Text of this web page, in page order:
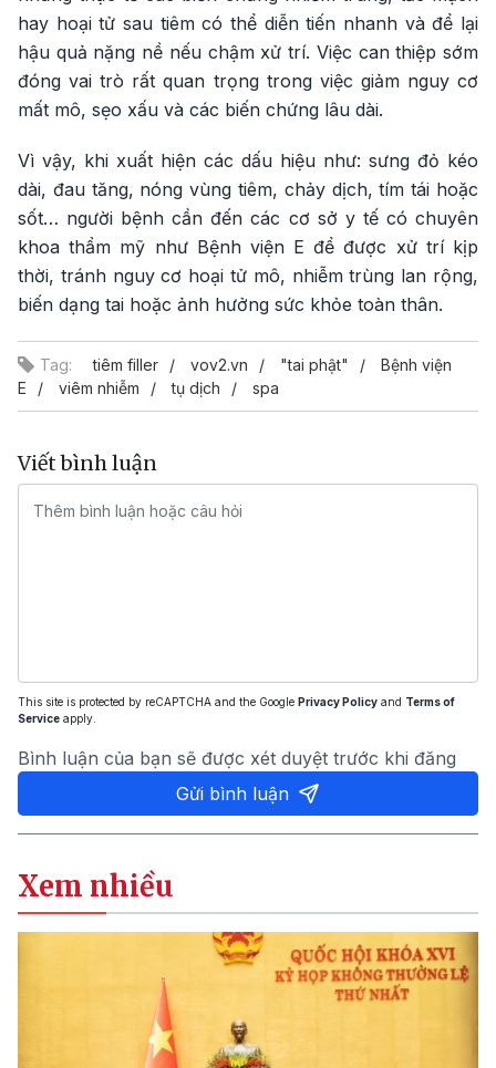
hay hoại tử sau tiêm có thể diễn tiến nhanh và để lại
hậu quả nặng nề nếu chậm xử trí. Việc can thiệp sớm
đóng vai trò rất quan trọng trong việc giảm nguy cơ
mất mô, sẹo xấu và các biến chứng lâu dài.
Vì vậy, khi xuất hiện các dấu hiệu như: sưng đỏ kéo
dài, đau tăng, nóng vùng tiêm, chảy dịch, tím tái hoặc
sốt… người bệnh cần đến các cơ sở y tế có chuyên
khoa thẩm mỹ như Bệnh viện E để được xử trí kịp
thời, tránh nguy cơ hoại tử mô, nhiễm trùng lan rộng,
biến dạng tai hoặc ảnh hưởng sức khỏe toàn thân.
Tag: tiêm filler vov2.vn "tai phật"
Bệnh viện
E
viêm nhiễm tụ dịch spa
Viết bình luận
This site is protected by reCAPTCHA and the Google Privacy Policy and Terms of
Service apply.
Bình luận của bạn sẽ được xét duyệt trước khi đăng
Gửi bình luận
Xem nhiều